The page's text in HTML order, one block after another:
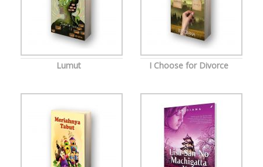
Lumut I Choose for Divorce